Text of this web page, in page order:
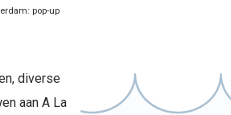
pop-up
diverse
aan A La